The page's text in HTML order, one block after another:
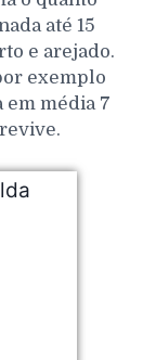
até 15
e arejado.
exemplo
em média 7